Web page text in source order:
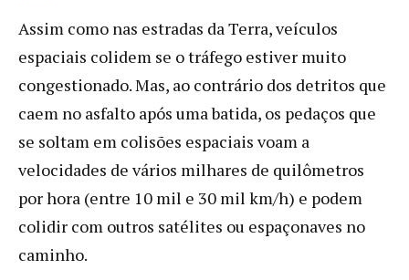
Assim como nas estradas da Terra, veículos
espaciais colidem se o tráfego estiver muito
congestionado. Mas, ao contrário dos detritos que
caem no asfalto após uma batida, os pedaços que
se soltam em colisões espaciais voam a
velocidades de vários milhares de quilômetros
por hora (entre 10 mil e 30 mil km/h) e podem
colidir com outros satélites ou espaçonaves no
caminho.